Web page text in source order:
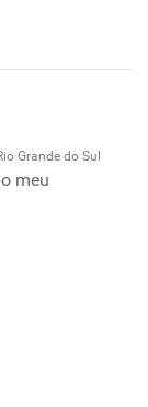
Grande do Sul
meu